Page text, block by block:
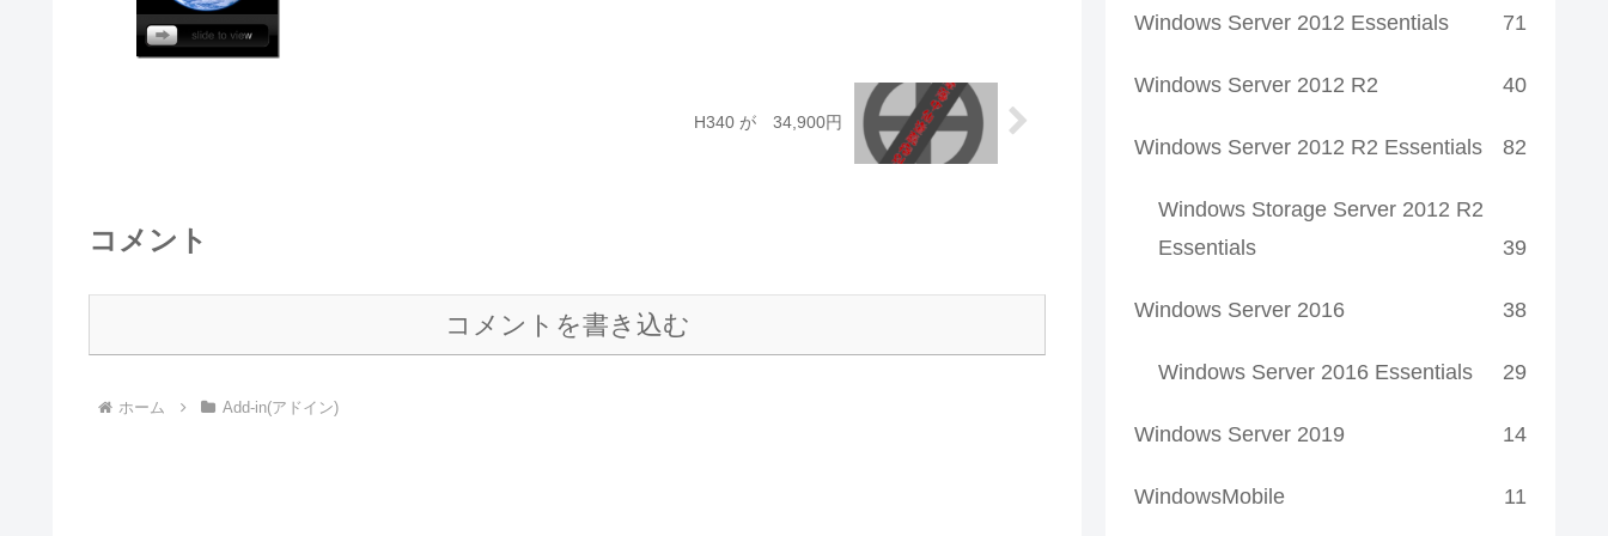
H340 が 34,900円
コメント
コメントを書き込む
ホーム Add-in(アドイン)
Windows Server 2012 Essentials 71
Windows Server 2012 R2 40
Windows Server 2012 R2 Essentials 82
Windows Storage Server 2012 R2
Essentials
39
Windows Server 2016 38
Windows Server 2016 Essentials 29
Windows Server 2019 14
WindowsMobile 11